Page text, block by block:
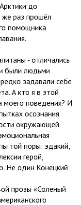
до
же раз прошёл
помощника
- отличались
были людьми
задавали себе
А кто я в этой
моего поведения? И
осознания
окружающей
той поры: эдакий,
герой,
Не один Конецкий
прозы «Соленый